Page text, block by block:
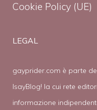
Cookie Policy (UE)
LEGAL
gayprider.com è parte
IsayBlog! la cui rete
informazione